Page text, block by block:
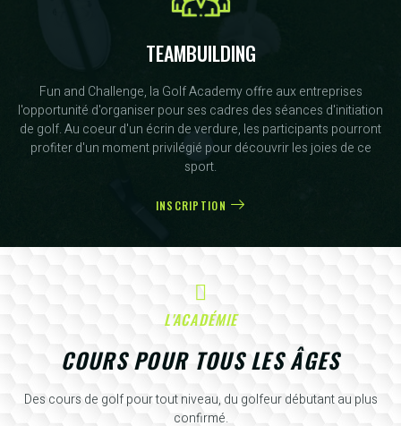
TEAMBUILDING
Fun and Challenge, la Golf Academy offre aux entreprises
l'opportunité d'organiser pour ses cadres des séances d'initiation
de golf. Au coeur d'un écrin de verdure, les participants pourront
profiter d'un moment privilégié pour découvrir les joies de ce
sport.
INSCRIPTION
L'ACADÉMIE
COURS POUR TOUS LES ÂGES
Des cours de golf pour tout niveau, du golfeur débutant au plus
confirmé.